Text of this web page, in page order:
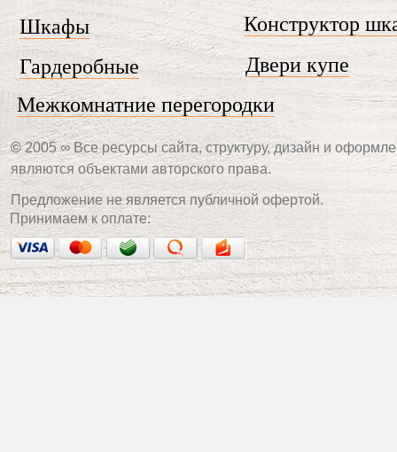
Гардеробные
Предложение не является публичной офертой.
Межкомнатние перегородки
Двери купе
Конструктор
Шкафы
©2005 ∞ Все ресурсы сайта, структуру, дизайн и
являются объектами авторского права.
Принимаем к оплате: